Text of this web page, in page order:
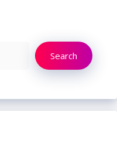
Search